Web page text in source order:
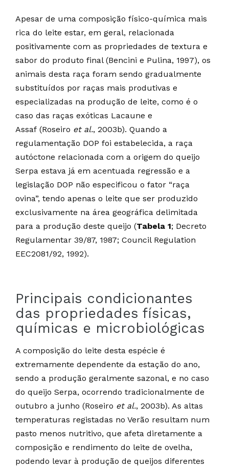
Apesar de uma composição físico-química mais
rica do leite estar, em geral, relacionada
positivamente com as propriedades de textura e
sabor do produto final (Bencini e Pulina, 1997), os
animais desta raça foram sendo gradualmente
substituídos por raças mais produtivas e
especializadas na produção de leite, como é o
caso das raças exóticas Lacaune e
Assaf (Roseiro et al., 2003b). Quando a
regulamentação DOP foi estabelecida, a raça
autóctone relacionada com a origem do queijo
Serpa estava já em acentuada regressão e a
legislação DOP não especificou o fator “raça
ovina”, tendo apenas o leite que ser produzido
exclusivamente na área geográfica delimitada
para a produção deste queijo (Tabela 1; Decreto
Regulamentar 39/87, 1987; Council Regulation
EEC2081/92, 1992).
Principais condicionantes
das propriedades físicas,
químicas e microbiológicas
A composição do leite desta espécie é
extremamente dependente da estação do ano,
sendo a produção geralmente sazonal, e no caso
do queijo Serpa, ocorrendo tradicionalmente de
outubro a junho (Roseiro et al., 2003b). As altas
temperaturas registadas no Verão resultam num
pasto menos nutritivo, que afeta diretamente a
composição e rendimento do leite de ovelha,
podendo levar à produção de queijos diferentes